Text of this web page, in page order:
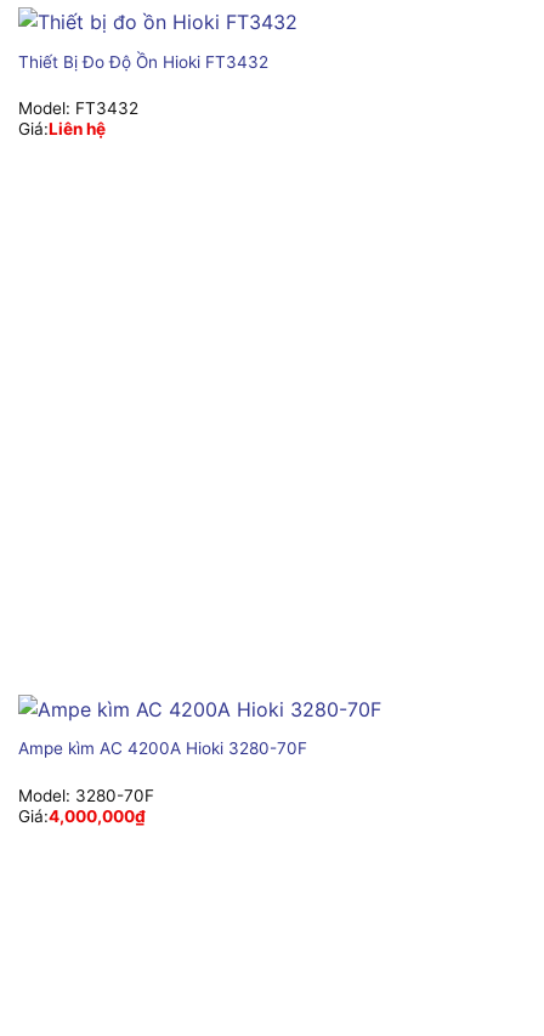
Thiết Bị Đo Độ Ồn Hioki FT3432
Model: FT3432
Giá:Liên hệ
Ampe kìm AC 4200A Hioki 3280-70F
Model: 3280-70F
Giá:4,000,000₫